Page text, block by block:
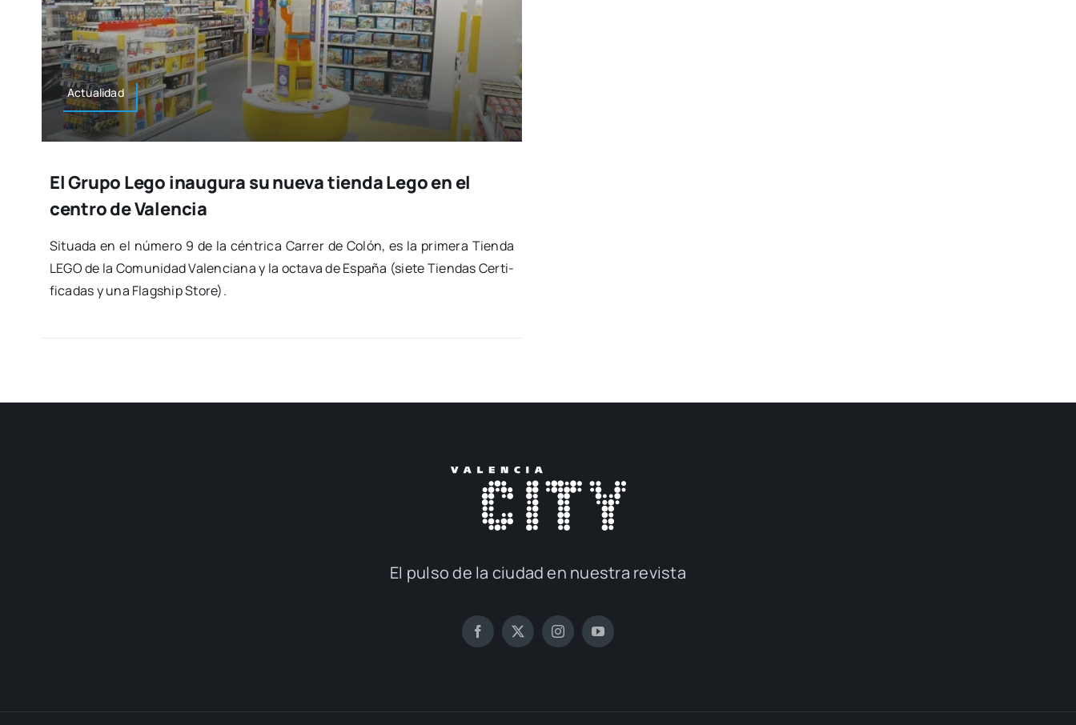
Actua­li­dad
El Grupo Lego inaugura su nueva tienda Lego en el
centro de Valencia
Situa­da en el núme­ro 9 de la cén­tri­ca Carrer de Colón, es la pri­me­ra Tien­da
LEGO de la Comu­ni­dad Valen­cia­na y la octa­va de Espa­ña (sie­te Tien­das Cer­ti­
fi­ca­das y una Flagship Sto­re).
El pul­so de la ciu­dad en nues­tra revis­ta